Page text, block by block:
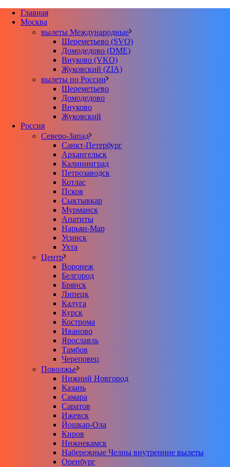
Главная
Москва
вылеты Международные
Шереметьево (SVO)
Домодедово (DME)
Внуково (VKO)
Жуковский (ZIA)
вылеты по России
Шереметьево
Домодедово
Внуково
Жуковский
Россия
Северо-Запад
Санкт-Петербург
Архангельск
Калининград
Петрозаводск
Котлас
Псков
Сыктывкар
Мурманск
Апатиты
Нарьян-Мар
Усинск
Ухта
Центр
Воронеж
Белгород
Брянск
Липецк
Калуга
Курск
Кострома
Иваново
Ярославль
Тамбов
Череповец
Поволжье
Нижний Новгород
Казань
Самара
Саратов
Ижевск
Йошкар-Ола
Киров
Нижнекамск
Набережные Челны внутренние вылеты
Оренбург